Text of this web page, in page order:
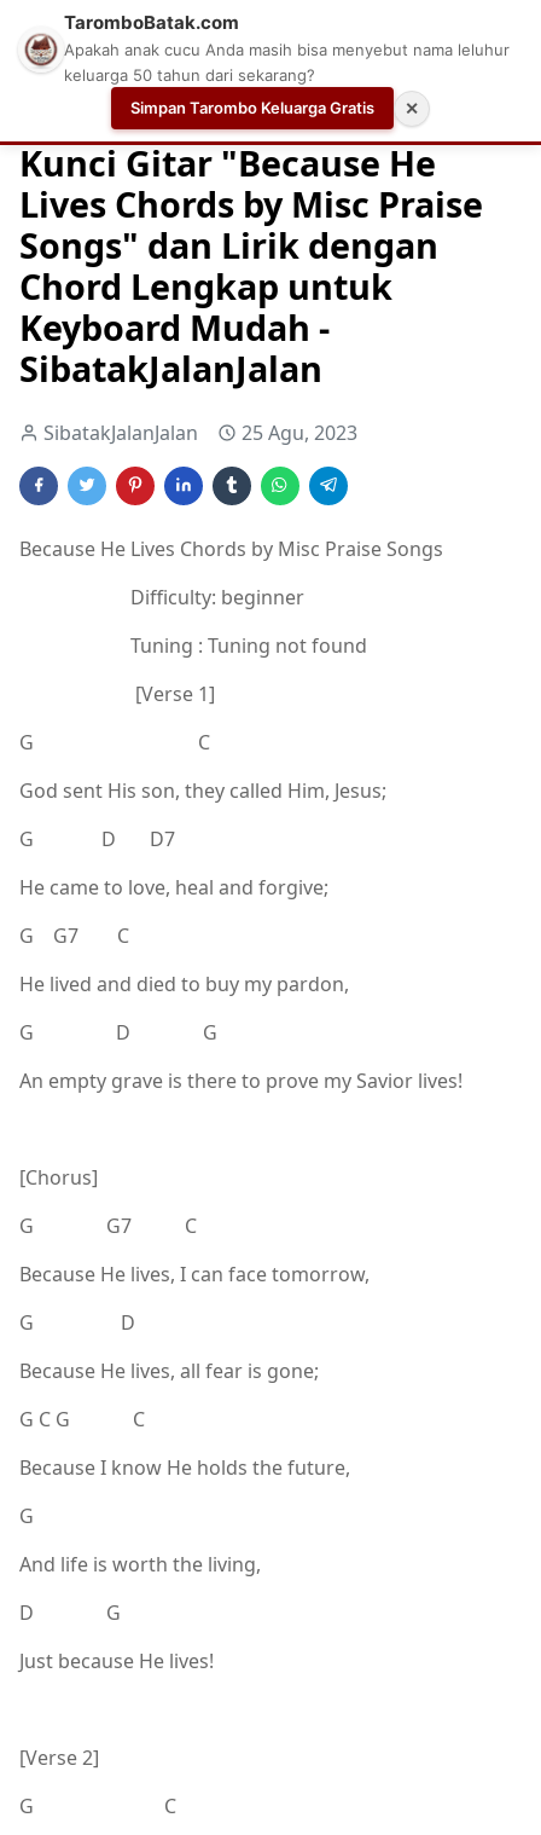
Chord Chord Gitar Easy Guitar Tabs
Kunci Gitar "Because He
Lives Chords by Misc Praise
Songs" dan Lirik dengan
Chord Lengkap untuk
Keyboard Mudah -
SibatakJalanJalan
SibatakJalanJalan 25 Agu, 2023
Because He Lives Chords by Misc Praise Songs
Difficulty: beginner
Tuning : Tuning not found
[Verse 1]
G C
God sent His son, they called Him, Jesus;
G D D7
He came to love, heal and forgive;
G G7 C
He lived and died to buy my pardon,
G D G
An empty grave is there to prove my Savior lives!
[Chorus]
G G7 C
Because He lives, I can face tomorrow,
G D
Because He lives, all fear is gone;
G C G C
Because I know He holds the future,
G
And life is worth the living,
D G
Just because He lives!
[Verse 2]
G C
TaromboBatak.com
Apakah anak cucu Anda masih bisa menyebut nama leluhur
keluarga 50 tahun dari sekarang?
Simpan Tarombo Keluarga Gratis
✕